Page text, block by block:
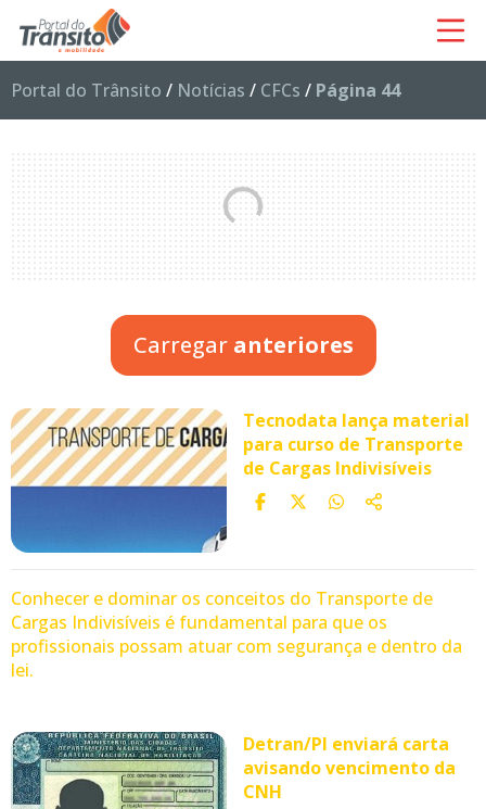
Portal do Trânsito / Notícias / CFCs / Página 44
Carregar anteriores
Tecnodata lança material
para curso de Transporte
de Cargas Indivisíveis
Conhecer e dominar os conceitos do Transporte de
Cargas Indivisíveis é fundamental para que os
profissionais possam atuar com segurança e dentro da
lei.
Detran/PI enviará carta
avisando vencimento da
CNH